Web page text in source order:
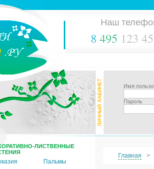
Наш
8 495 123
Имя
Пароль
ЛИСТВЕННЫЕ
Пальмы
Главная